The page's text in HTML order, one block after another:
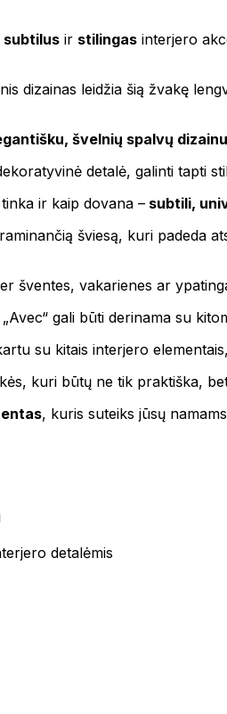
subtilus ir stilingasinterjero
dizainas leidžia šią žvakę
švelnių spalvų
detalė, galinti tapti
ir kaip dovana –subtili,
šviesą, kuri padeda
šventes, vakarienes ar
gali būti derinama su
su kitais interjero
kuri būtų ne tik praktiška,
, kuris suteiks jūsų
detalėmis